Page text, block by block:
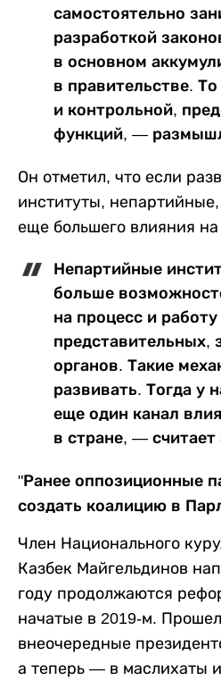
самостоятельно
разработкой
в основном
в правительстве.
и контрольной,
функций, —
Он отметил, что если
институты,
еще большего влияния
Непартийные
больше
на процесс и
представительных,
органов. Такие
развивать. Тогда у
еще один канал
в стране, —
"Ранее оппозиционные
создать коалицию в
Член Национального
Казбек Майгельдинов
году продолжаются
начатые в 2019-м.
внеочередные
а теперь — в маслихаты